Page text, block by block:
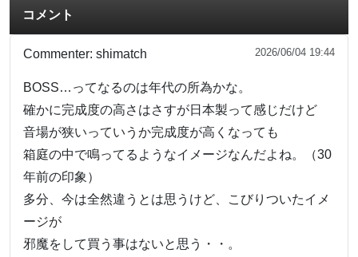
コメント
Commenter: shimatch 2026/06/04 19:44
BOSS…ってなるのは年代の所為かな。
確かに完成度の高さはさすが日本製って感じだけど
音場が狭いっていうか完成度が高くなっても
箱庭の中で鳴ってるようなイメージなんだよね。（30
年前の印象）
多分、今は全然違うとは思うけど、こびりついたイメ
ージが
邪魔をして買う事はないと思う・・。